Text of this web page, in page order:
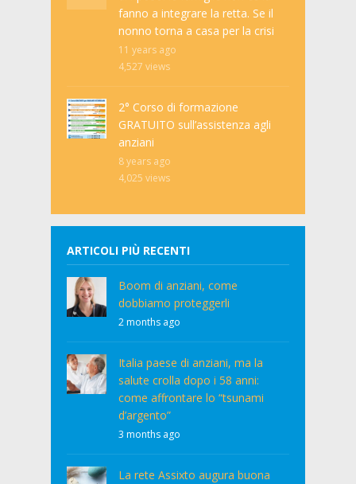
fanno a integrare la retta. Se il
nonno torna a casa per la crisi
11 years ago
4,527 views
2° Corso di formazione
GRATUITO sull’assistenza agli
anziani
8 years ago
4,025 views
ARTICOLI PIÙ RECENTI
Boom di anziani, come
dobbiamo proteggerli
2 months ago
Italia paese di anziani, ma la
salute crolla dopo i 58 anni:
come affrontare lo “tsunami
d’argento”
3 months ago
La rete Assixto augura buona